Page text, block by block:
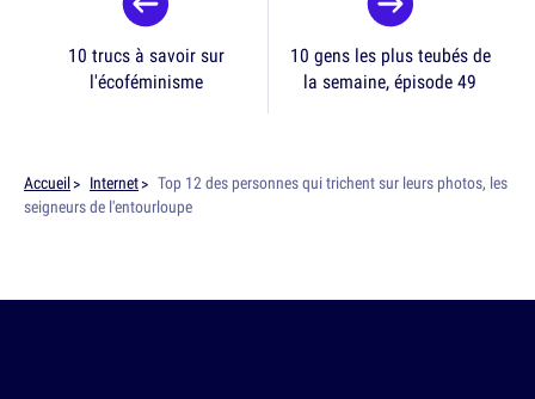
10 trucs à savoir sur
l'écoféminisme
10 gens les plus teubés de
la semaine, épisode 49
Accueil Internet
Top 12 des personnes qui trichent sur leurs photos, les
seigneurs de l'entourloupe